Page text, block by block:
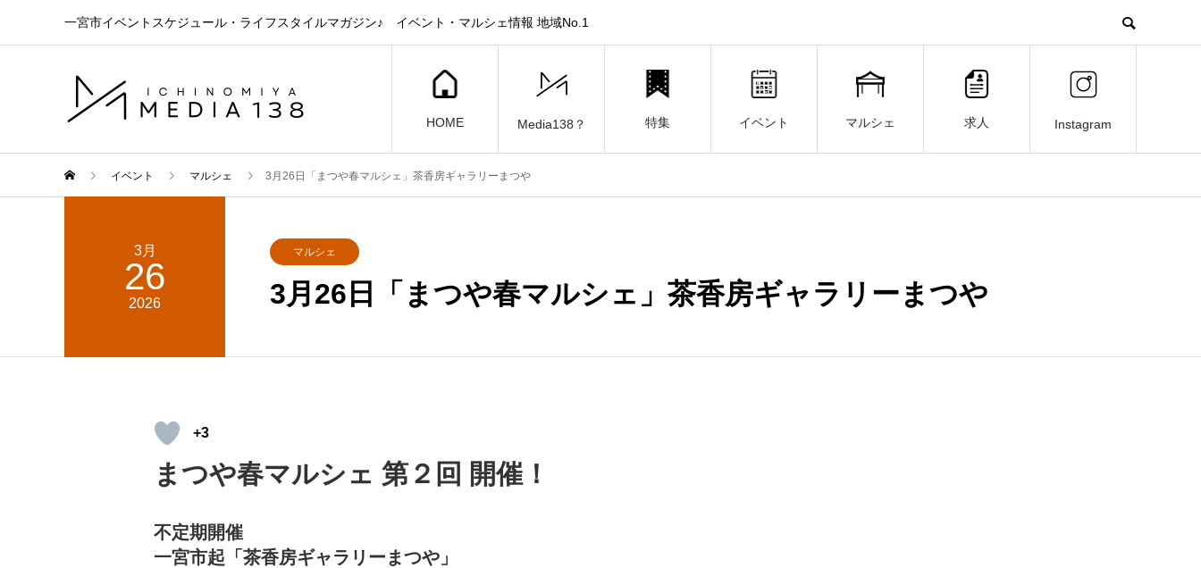
一宮市イベントスケジュール・ライフスタイルマガジン♪ イベント・マルシェ情報 地域No.1
HOME Media138？ 特集 イベント マルシェ 求人 Instagram
イベント マルシェ 3月26日「まつや春マルシェ」茶香房ギャラリーまつや
3月
26
2026
マルシェ
3月26日「まつや春マルシェ」茶香房ギャラリーまつや
+3
まつや春マルシェ 第２回 開催！
不定期開催
一宮市起「茶香房ギャラリーまつや」